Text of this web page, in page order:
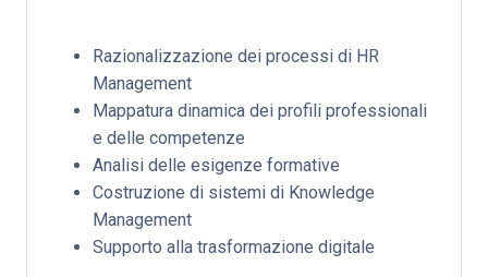
Razionalizzazione dei processi di HR
Management
Mappatura dinamica dei profili professionali
e delle competenze
Analisi delle esigenze formative
Costruzione di sistemi di Knowledge
Management
Supporto alla trasformazione digitale